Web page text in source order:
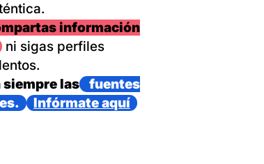
información
ni sigas perfiles
las
fuentes
Infórmate aquí